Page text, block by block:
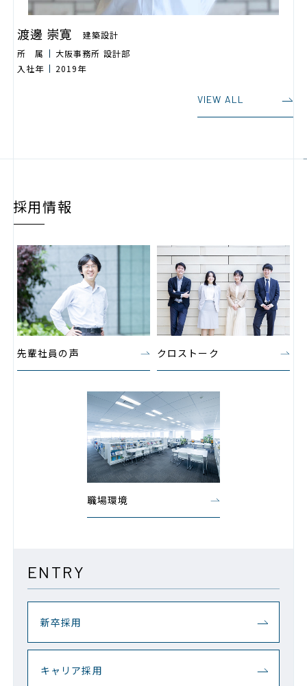
渡邊 崇寛
建築設計
所 属
大阪事務所 設計部
入社年
2019年
VIEW ALL
採用情報
先輩社員の声 クロストーク
職場環境
ENTRY
新卒採用
キャリア採用